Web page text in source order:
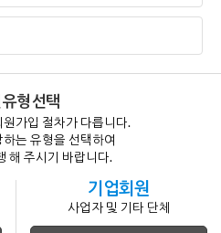
형 선택
가입 절차가 다릅니다.
는 유형을 선택하여
해 주시기 바랍니다.
기업회원
사업자 및 기타 단체